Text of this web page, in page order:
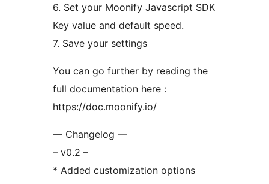
6. Set your Moonify Javascript SDK
Key value and default speed.
7. Save your settings
You can go further by reading the
full documentation here :
https://doc.moonify.io/
— Changelog —
– v0.2 –
* Added customization options